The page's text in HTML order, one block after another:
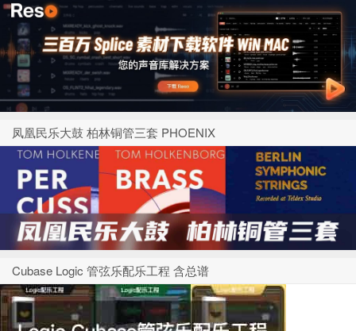
凤凰民乐大鼓 柏林铜管三套 PHOENIX
Cubase Logic 管弦乐配乐工程 含总谱